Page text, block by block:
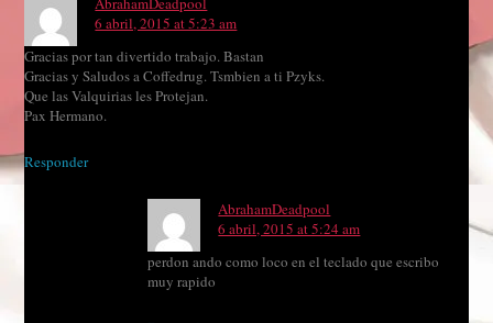
6 abril, 2015 at 5:23 am
Gracias por tan divertido trabajo. Bastan
Gracias y Saludos a Coffedrug. Tsmbien a ti Pzyks.
Que las Valquirias les Protejan.
Pax Hermano.
Responder
AbrahamDeadpool
6 abril, 2015 at 5:24 am
perdon ando como loco en el teclado que escribo
muy rapido